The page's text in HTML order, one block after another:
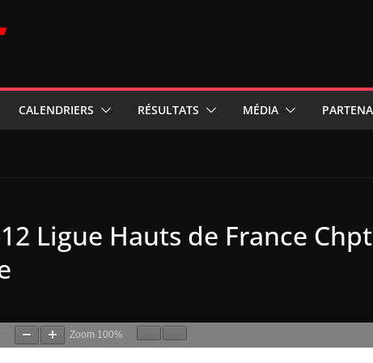
CALENDRIERS RÉSULTATS MÉDIA
Ligue Hauts de France
Zoom 100%